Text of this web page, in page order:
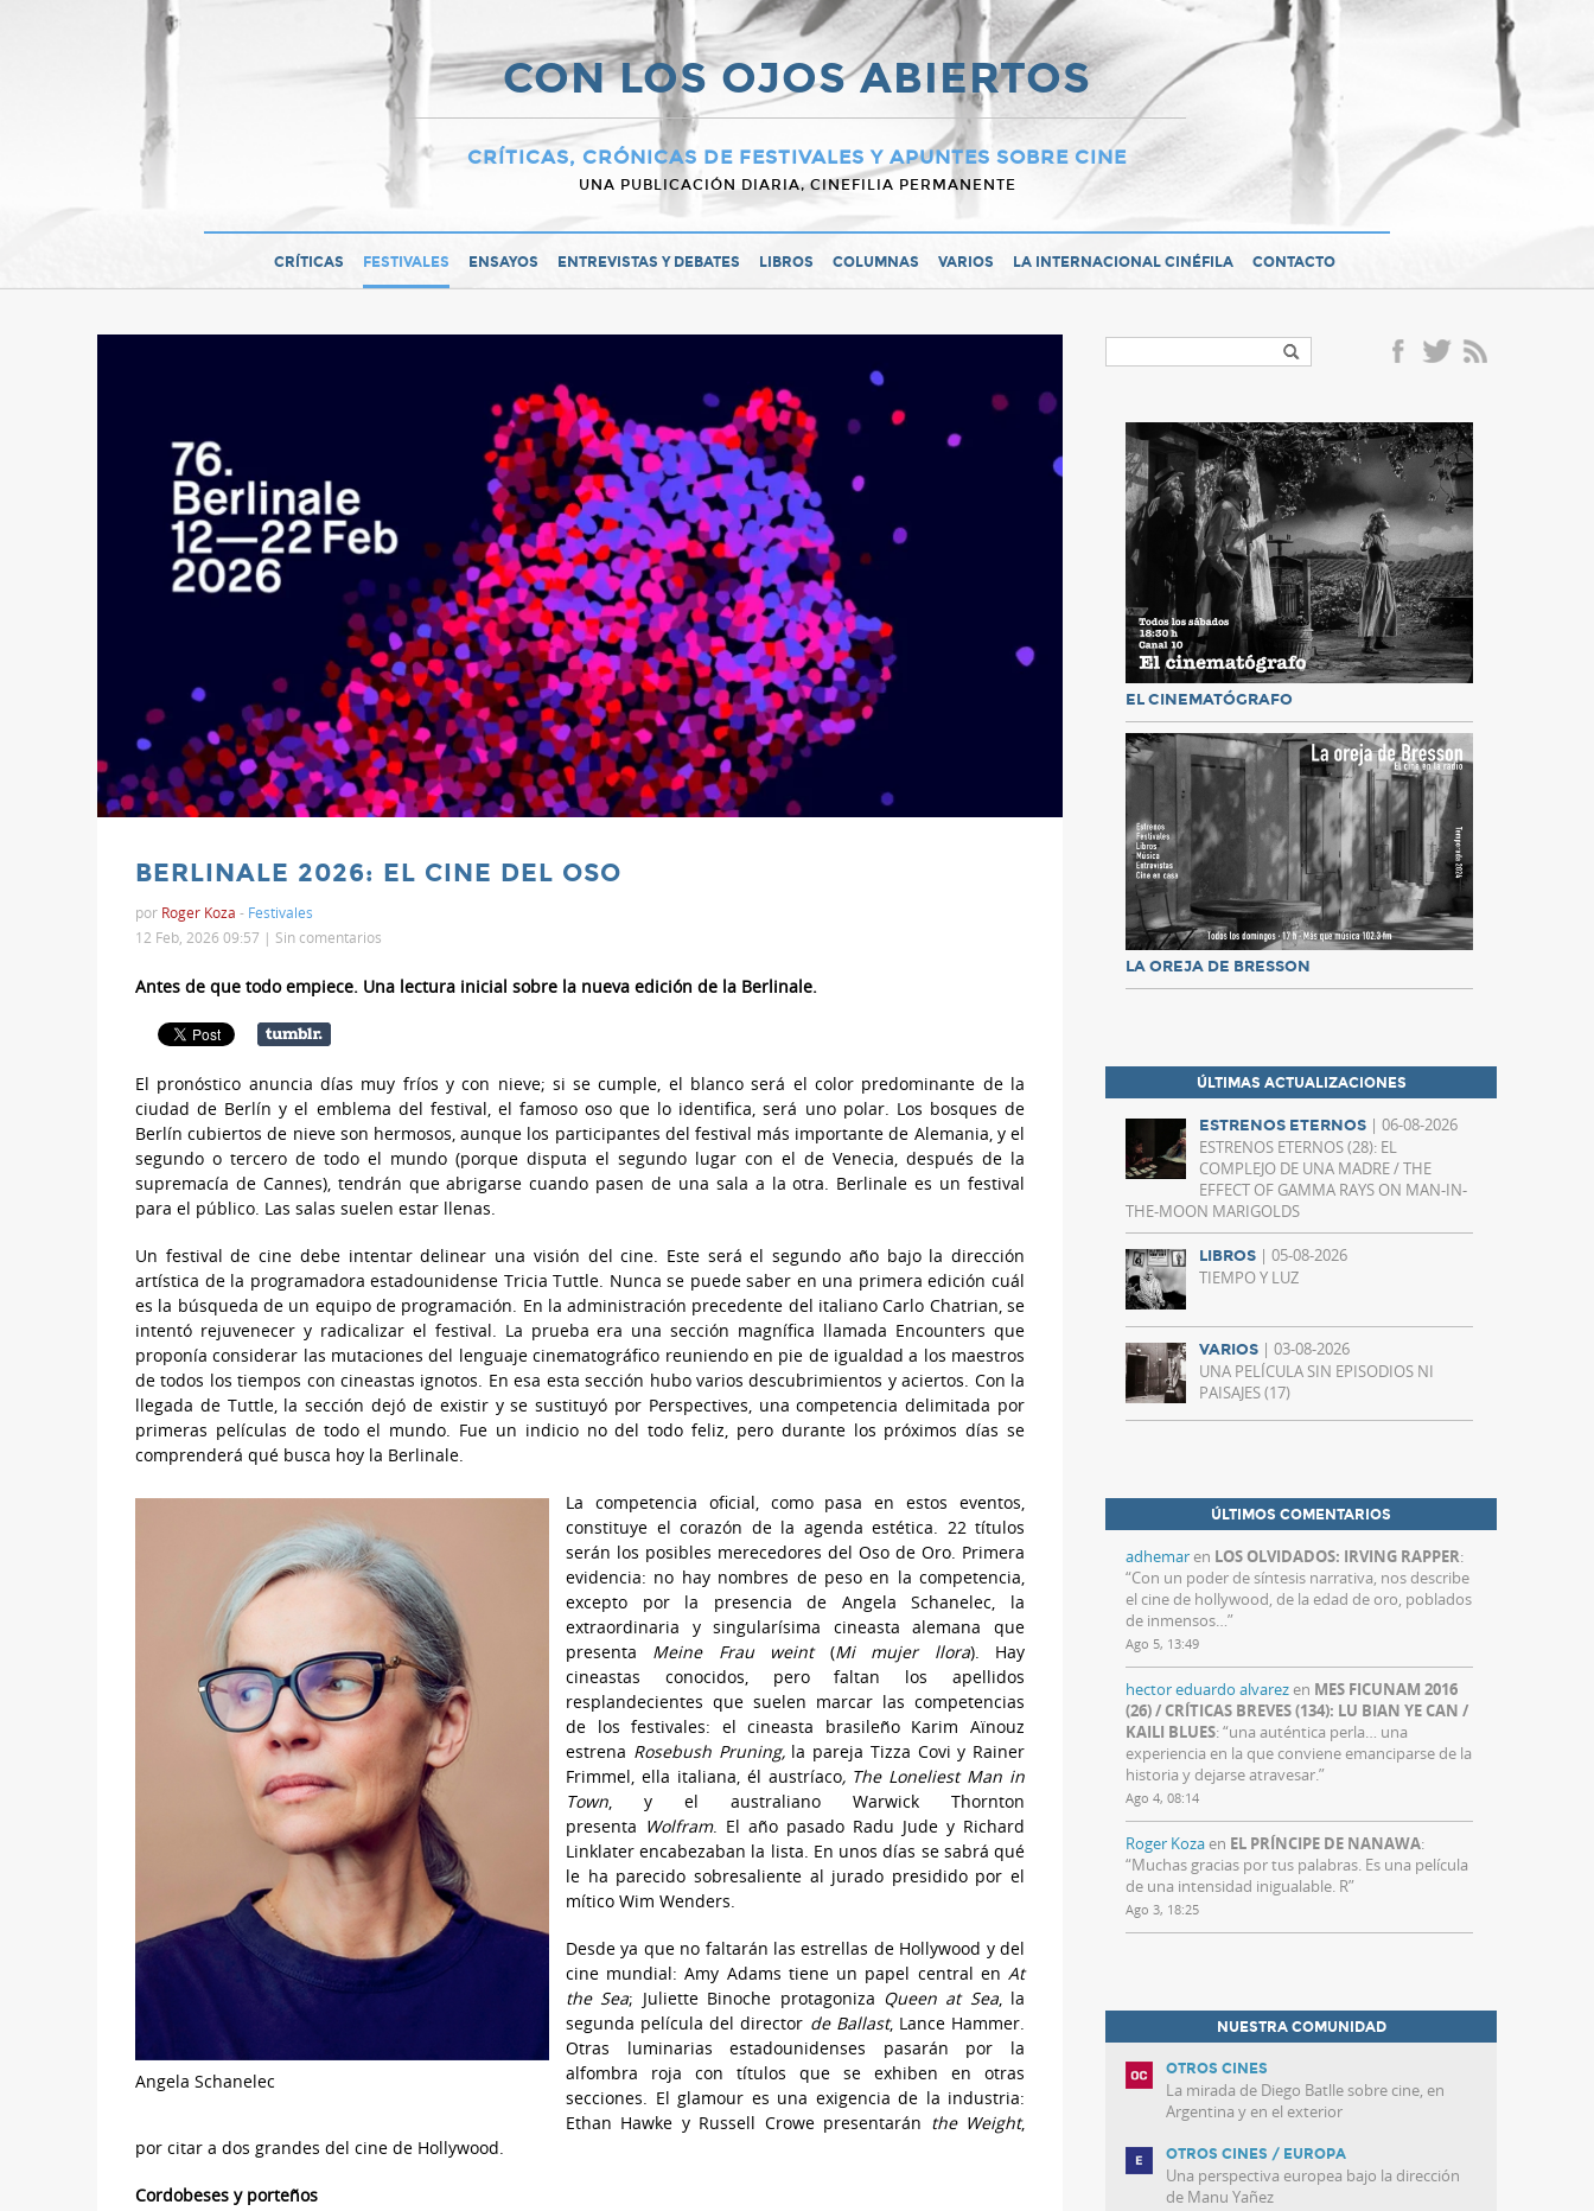
CON LOS OJOS ABIERTOS
CRÍTICAS, CRÓNICAS DE FESTIVALES Y APUNTES SOBRE CINE
UNA PUBLICACIÓN DIARIA, CINEFILIA PERMANENTE
CRÍTICAS FESTIVALES ENSAYOS ENTREVISTAS Y DEBATES LIBROS COLUMNAS VARIOS LA INTERNACIONAL CINÉFILA CONTACTO
BERLINALE 2026: EL CINE DEL OSO
por Roger Koza - Festivales
12 Feb, 2026 09:57 | Sin comentarios
Antes de que todo empiece. Una lectura inicial sobre la nueva edición de la Berlinale.
El pronóstico anuncia días muy fríos y con nieve; si se cumple, el blanco será el color predominante de la
ciudad de Berlín y el emblema del festival, el famoso oso que lo identifica, será uno polar. Los bosques de
Berlín cubiertos de nieve son hermosos, aunque los participantes del festival más importante de Alemania, y el
segundo o tercero de todo el mundo (porque disputa el segundo lugar con el de Venecia, después de la
supremacía de Cannes), tendrán que abrigarse cuando pasen de una sala a la otra. Berlinale es un festival
para el público. Las salas suelen estar llenas.
Un festival de cine debe intentar delinear una visión del cine. Este será el segundo año bajo la dirección
artística de la programadora estadounidense Tricia Tuttle. Nunca se puede saber en una primera edición cuál
es la búsqueda de un equipo de programación. En la administración precedente del italiano Carlo Chatrian, se
intentó rejuvenecer y radicalizar el festival. La prueba era una sección magnífica llamada Encounters que
proponía considerar las mutaciones del lenguaje cinematográfico reuniendo en pie de igualdad a los maestros
de todos los tiempos con cineastas ignotos. En esa esta sección hubo varios descubrimientos y aciertos. Con la
llegada de Tuttle, la sección dejó de existir y se sustituyó por Perspectives, una competencia delimitada por
primeras películas de todo el mundo. Fue un indicio no del todo feliz, pero durante los próximos días se
comprenderá qué busca hoy la Berlinale.
Angela Schanelec
La competencia oficial, como pasa en estos eventos,
constituye el corazón de la agenda estética. 22 títulos
serán los posibles merecedores del Oso de Oro. Primera
evidencia: no hay nombres de peso en la competencia,
excepto por la presencia de Angela Schanelec, la
extraordinaria y singularísima cineasta alemana que
presenta Meine Frau weint(Mi mujer llora). Hay
cineastas conocidos, pero faltan los apellidos
resplandecientes que suelen marcar las competencias
de los festivales: el cineasta brasileño Karim Aïnouz
estrena Rosebush Pruning,la pareja Tizza Covi y Rainer
Frimmel, ella italiana, él austríaco, The Loneliest Man in
Town, y el australiano Warwick Thornton
presenta Wolfram. El año pasado Radu Jude y Richard
Linklater encabezaban la lista. En unos días se sabrá qué
le ha parecido sobresaliente al jurado presidido por el
mítico Wim Wenders.
Desde ya que no faltarán las estrellas de Hollywood y del
cine mundial: Amy Adams tiene un papel central en At
the Sea; Juliette Binoche protagoniza Queen at Sea, la
segunda película del director de Ballast, Lance Hammer.
Otras luminarias estadounidenses pasarán por la
alfombra roja con títulos que se exhiben en otras
secciones. El glamour es una exigencia de la industria:
Ethan Hawke y Russell Crowe presentarán the Weight,
por citar a dos grandes del cine de Hollywood.
Cordobeses y porteños
EL CINEMATÓGRAFO
LA OREJA DE BRESSON
ÚLTIMAS ACTUALIZACIONES
ESTRENOS ETERNOS | 06-08-2026
ESTRENOS ETERNOS (28): EL
COMPLEJO DE UNA MADRE / THE
EFFECT OF GAMMA RAYS ON MAN-IN-
THE-MOON MARIGOLDS
LIBROS | 05-08-2026
TIEMPO Y LUZ
VARIOS | 03-08-2026
UNA PELÍCULA SIN EPISODIOS NI
PAISAJES (17)
ÚLTIMOS COMENTARIOS
adhemaren LOS OLVIDADOS: IRVING RAPPER:
“Con un poder de síntesis narrativa, nos describe
el cine de hollywood, de la edad de oro, poblados
de inmensos…”
Ago 5, 13:49
hector eduardo alvarezen MES FICUNAM 2016
(26) / CRÍTICAS BREVES (134): LU BIAN YE CAN /
KAILI BLUES: “una auténtica perla… una
experiencia en la que conviene emanciparse de la
historia y dejarse atravesar.”
Ago 4, 08:14
Roger Kozaen EL PRÍNCIPE DE NANAWA:
“Muchas gracias por tus palabras. Es una película
de una intensidad inigualable. R”
Ago 3, 18:25
NUESTRA COMUNIDAD
OTROS CINES
La mirada de Diego Batlle sobre cine, en
Argentina y en el exterior
OTROS CINES / EUROPA
Una perspectiva europea bajo la dirección
de Manu Yañez